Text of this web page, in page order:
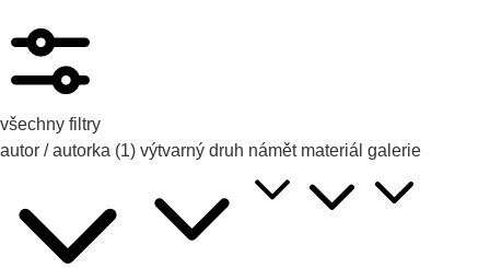
všechny filtry
autor / autorka (1) výtvarný druh námět materiál galerie